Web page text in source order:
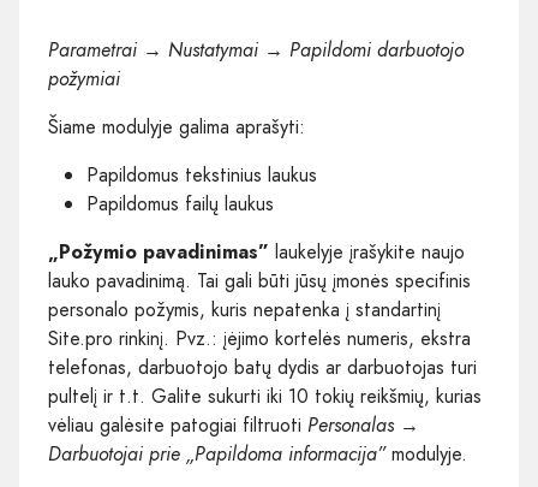
Parametrai → Nustatymai → Papildomi darbuotojo
požymiai
Šiame modulyje galima aprašyti:
Papildomus tekstinius laukus
Papildomus failų laukus
„Požymio pavadinimas” laukelyje įrašykite naujo
lauko pavadinimą. Tai gali būti jūsų įmonės specifinis
personalo požymis, kuris nepatenka į standartinį
Site.pro rinkinį. Pvz.: įėjimo kortelės numeris, ekstra
telefonas, darbuotojo batų dydis ar darbuotojas turi
pultelį ir t.t. Galite sukurti iki 10 tokių reikšmių, kurias
vėliau galėsite patogiai filtruoti Personalas →
Darbuotojai prie „Papildoma informacija”modulyje.